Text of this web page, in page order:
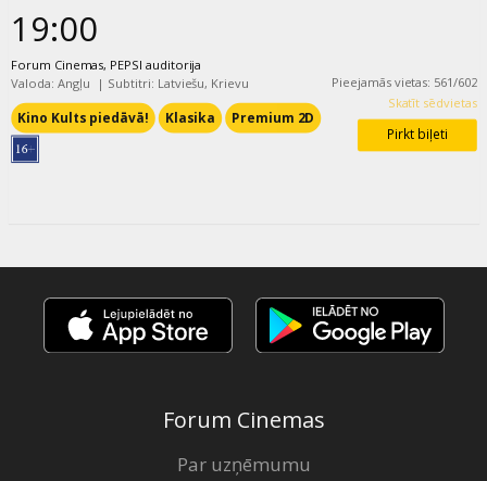
19:00
Forum Cinemas, PEPSI auditorija
Valoda: Angļu
| Subtitri: Latviešu, Krievu
Kino Kults piedāvā! Klasika Premium 2D
Pieejamās vietas: 561/602
Skatīt sēdvietas
Pirkt biļeti
Forum Cinemas
Par uzņēmumu